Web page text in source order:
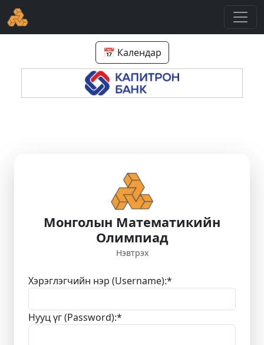
📅 Календар
Монголын Математикийн
Олимпиад
Нэвтрэх
Хэрэглэгчийн нэр (Username):*
Нууц үг (Password):*